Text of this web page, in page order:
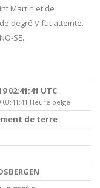
Martin et de
degré V fut atteinte.
SE.
02:41:41 UTC
03:41:41 Heure belge
de terre